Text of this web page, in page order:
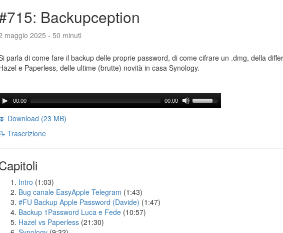
Backupception
maggio 2025 - 50 minuti
parla di come fare il backup delle proprie password, di come cifrare un .dmg, della
e Paperless, delle ultime (brutte) novità in casa Synology.
00:00 00:00
⏬ Download (23 MB)
Trascrizione
Intro (1:03)
Bug canale EasyApple Telegram (1:43)
#FU Backup Apple Password (Davide) (1:47)
Backup 1Password Luca e Fede (10:57)
Hazel vs Paperless (21:30)